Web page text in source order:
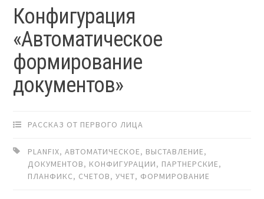
Конфигурация
«Автоматическое
формирование
документов»
РАССКАЗ ОТ ПЕРВОГО ЛИЦА
PLANFIX,АВТОМАТИЧЕСКОЕ, ВЫСТАВЛЕНИЕ,
ДОКУМЕНТОВ, КОНФИГУРАЦИИ, ПАРТНЕРСКИЕ,
ПЛАНФИКС, СЧЕТОВ,УЧЕТ, ФОРМИРОВАНИЕ